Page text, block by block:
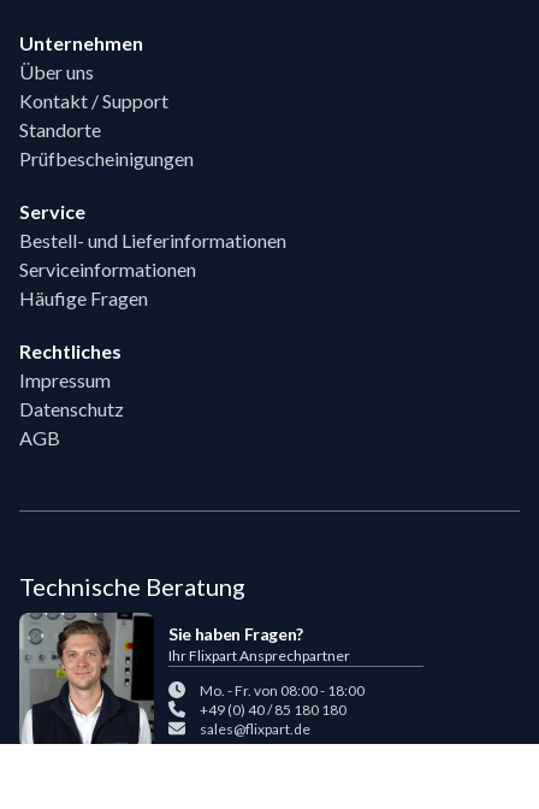
Unternehmen
Über uns
Kontakt / Support
Standorte
Prüfbescheinigungen
Service
Bestell- und Lieferinformationen
Serviceinformationen
Häufige Fragen
Rechtliches
Impressum
Datenschutz
AGB
Technische Beratung
Sie haben Fragen?
Ihr Flixpart Ansprechpartner
Mo. - Fr. von 08:00 - 18:00
+49 (0) 40 / 85 180 180
sales@flixpart.de